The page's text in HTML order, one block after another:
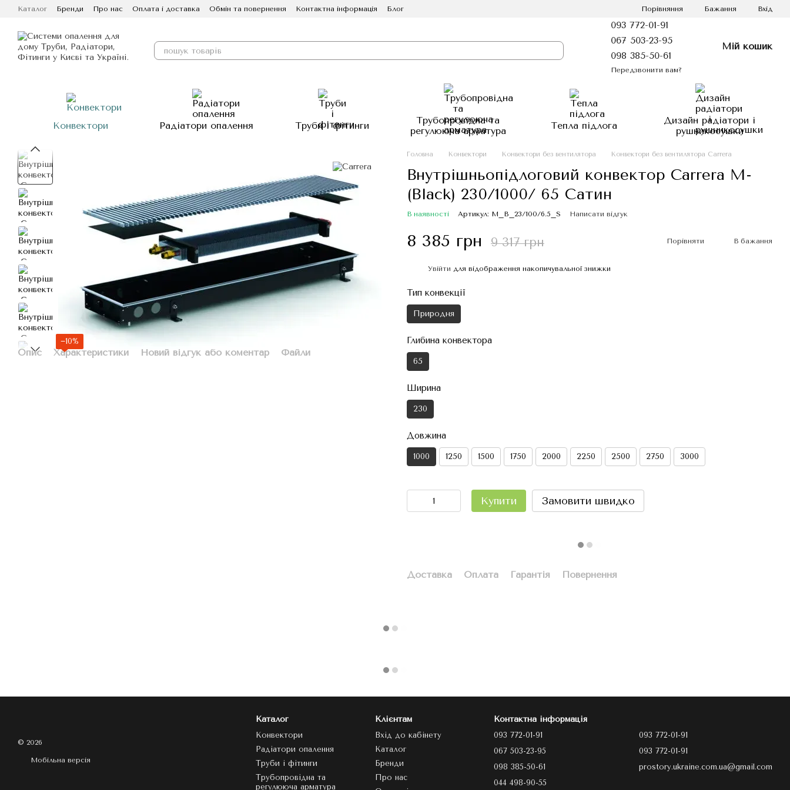
Перейти до основного контенту
Каталог Бренди Про нас Оплата і доставка Обмін та повернення Контактна інформація Блог Порівняння Бажання Вхід
093 772-01-91
067 503-23-95
098 385-50-61
Передзвонити вам?
Мій кошик
Конвектори Радіатори опалення Труби і фітинги
Трубопровідна та
регулююча арматура
Тепла підлога
Дизайн радіатори і
рушникосушки
−10%
Опис Характеристики Новий відгук або коментар Файли
Головна Конвектори Конвектори без вентилятора Конвектори без вентилятора Carrera
Внутрішньопідлоговий конвектор Carrera M-
(Black) 230/1000/ 65 Сатин
В наявності Артикул: M_B_23/100/6.5_S Написати відгук
8 385 грн 9 317 грн Порівняти В бажання
Увійти для відображення накопичувальної знижки
Тип конвекції
Природня
Глибина конвектора
65
Ширина
230
Довжина
1000 1250 1500 1750 2000 2250 2500 2750 3000
Купити Замовити швидко
Доставка Оплата Гарантія Повернення
© 2026
Мобільна версія
Каталог
Конвектори
Радіатори опалення
Труби і фітинги
Трубопровідна та
регулююча арматура
Клієнтам
Вхід до кабінету
Каталог
Бренди
Про нас
Контактна інформація
093 772-01-91
067 503-23-95
098 385-50-61
044 498-90-55
093 772-01-91
093 772-01-91
prostory.ukraine.com.ua@gmail.com